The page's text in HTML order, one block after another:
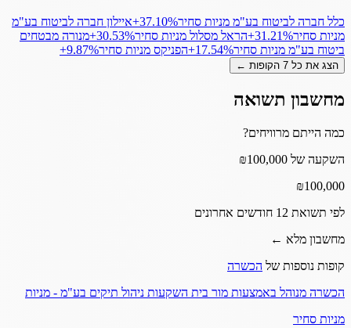
כלל חברה לביטוח בע"מ מניות סחיר‎+37.10%איילון חברה לביטוח בע"מ
מניות סחיר‎+31.21%הראל מסלול מניות סחיר‎+30.53%מנורה מבטחים
ביטוח בע"מ מניות סחיר‎+17.54%הפניקס מניות סחיר‎+9.87%
הצג את כל 7 הקופות ←
מחשבון תשואה
כמה הייתם מרוויחים?
השקעה של ₪100,000
₪100,000
לפי תשואת 12 חודשים אחרונים
מחשבון מלא ←
קופות נוספות של הכשרה
הכשרה מנוהל באמצעות מור בית השקעות ניהול תיקים בע"מ - מניות
מניות סחיר